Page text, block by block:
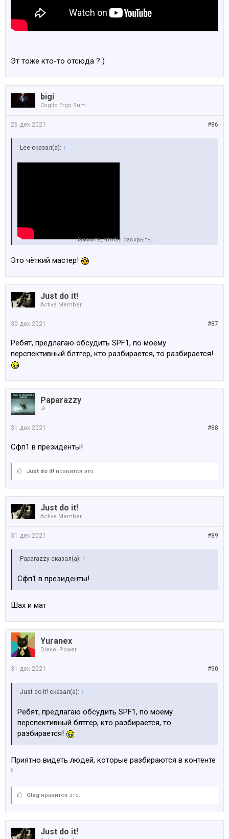
Эт тоже кто-то отсюда ? )
bigi
Cogito Ergo Sum
#86
26 дек 2021
Lee сказал(а): ↑
Нажмите, чтобы раскрыть...
Это чёткий мастер!
Just do it!
Active Member
#87
30 дек 2021
Ребят, предлагаю обсудить SPF1, по моему
перспективный блтгер, кто разбирается, то разбирается!
Paparazzy
☭
#88
31 дек 2021
Сфп1 в президенты!
Just do it! нравится это.
Just do it!
Active Member
#89
31 дек 2021
Paparazzy сказал(а): ↑
Сфп1 в президенты!
Шах и мат
Yuranex
Diesel Power
#90
31 дек 2021
Just do it! сказал(а): ↑
Ребят, предлагаю обсудить SPF1, по моему
перспективный блтгер, кто разбирается, то
разбирается!
Приятно видеть людей, которые разбираются в контенте
!
Oleg нравится это.
Just do it!